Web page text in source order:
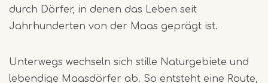
durch Dörfer, in denen das Leben seit
Jahrhunderten von der Maas geprägt ist.
Unterwegs wechseln sich stille Naturgebiete und
lebendige Maasdörfer ab. So entsteht eine Route,